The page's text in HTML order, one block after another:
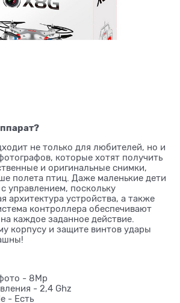
не только для любителей, но и
которые хотят получить
и оригинальные снимки,
полета птиц. Даже маленькие дети
управлением, поскольку
архитектура устройства, а также
контроллера обеспечивают
каждое заданное действие.
корпусу и защите винтов удары
- 8Mp
- 2,4 Ghz
- Есть